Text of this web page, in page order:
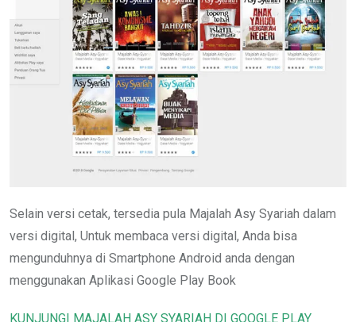
Selain versi cetak, tersedia pula Majalah Asy Syariah dalam
versi digital, Untuk membaca versi digital, Anda bisa
mengunduhnya di Smartphone Android anda dengan
menggunakan Aplikasi Google Play Book
KUNJUNGI MAJALAH ASY SYARIAH DI GOOGLE PLAY